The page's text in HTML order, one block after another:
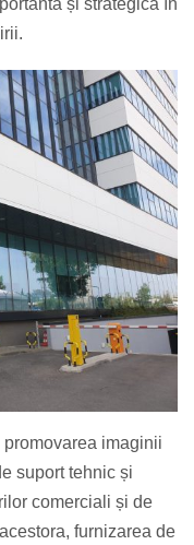
promovarea imaginii
suport tehnic și
comerciali și de
furnizarea de